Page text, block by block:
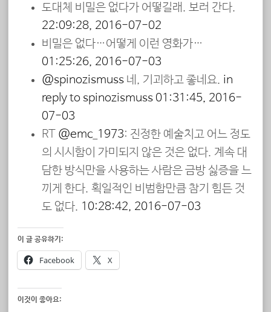
도대체 비밀은 없다가 어떻길래. 보러 간다.
22:09:28, 2016-07-02
비밀은 없다…어떻게 이런 영화가…
01:25:26, 2016-07-03
@spinozismuss 네, 기괴하고 좋네요. in
reply to spinozismuss 01:31:45, 2016-
07-03
RT @emc_1973: 진정한 예술치고 어느 정도
의 시시함이 가미되지 않은 것은 없다. 계속 대
담한 방식만을 사용하는 사람은 금방 싫증을 느
끼게 한다. 획일적인 비범함만큼 참기 힘든 것
도 없다. 10:28:42, 2016-07-03
이 글 공유하기:
Facebook X
이것이 좋아요: